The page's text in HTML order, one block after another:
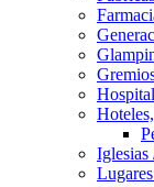
Iglesias